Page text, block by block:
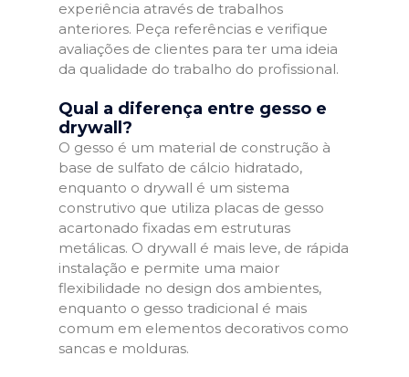
experiência através de trabalhos
anteriores. Peça referências e verifique
avaliações de clientes para ter uma ideia
da qualidade do trabalho do profissional.
Qual a diferença entre gesso e
drywall?
O gesso é um material de construção à
base de sulfato de cálcio hidratado,
enquanto o drywall é um sistema
construtivo que utiliza placas de gesso
acartonado fixadas em estruturas
metálicas. O drywall é mais leve, de rápida
instalação e permite uma maior
flexibilidade no design dos ambientes,
enquanto o gesso tradicional é mais
comum em elementos decorativos como
sancas e molduras.